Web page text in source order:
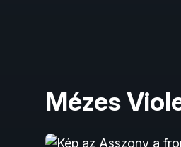
Mézes